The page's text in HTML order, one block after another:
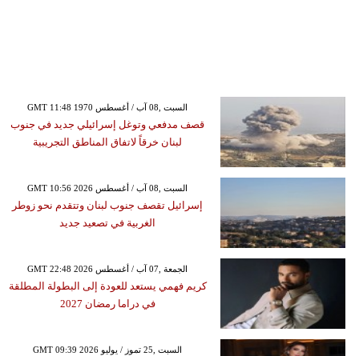
GMT 11:48 1970 السبت ,08 آب / أغسطس
قصف مدفعي وتوغل إسرائيلي جديد في جنوب
لبنان خرقاً لاتفاق المناطق التجريبية
GMT 10:56 2026 السبت ,08 آب / أغسطس
إسرائيل تقصف جنوب لبنان وتتقدم نحو زوطر
الغربية في تصعيد جديد
GMT 22:48 2026 الجمعة ,07 آب / أغسطس
كريم فهمي يستعد للعودة إلى البطولة المطلقة
في دراما رمضان 2027
GMT 09:39 2026 السبت ,25 تموز / يوليو